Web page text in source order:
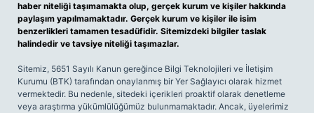
haber niteliği taşımamakta olup, gerçek kurum ve kişiler hakkında
paylaşım yapılmamaktadır. Gerçek kurum ve kişiler ile isim
benzerlikleri tamamen tesadüfidir. Sitemizdeki bilgiler taslak
halindedir ve tavsiye niteliği taşımazlar.
Sitemiz, 5651 Sayılı Kanun gereğince Bilgi Teknolojileri ve İletişim
Kurumu (BTK) tarafından onaylanmış bir Yer Sağlayıcı olarak hizmet
vermektedir. Bu nedenle, sitedeki içerikleri proaktif olarak denetleme
veya araştırma yükümlülüğümüz bulunmamaktadır. Ancak, üyelerimiz